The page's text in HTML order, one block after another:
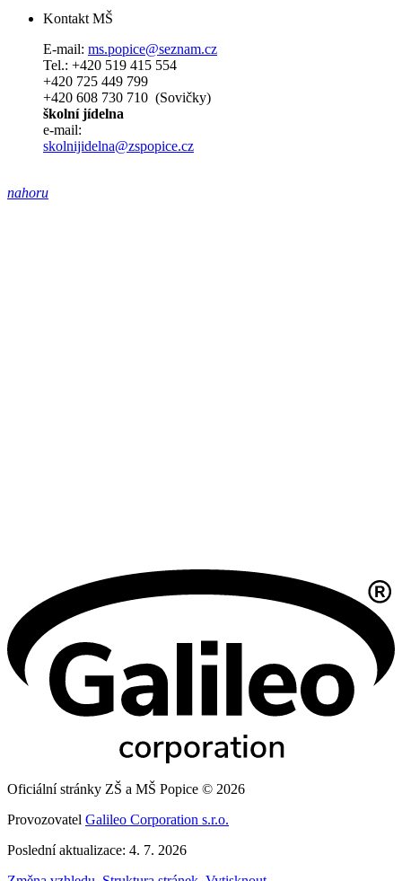
Kontakt MŠ
E-mail: ms.popice@seznam.cz
Tel.: +420 519 415 554
+420 725 449 799
+420 608 730 710 (Sovičky)
školní jídelna
e-mail:
skolnijidelna@zspopice.cz
nahoru
Oficiální stránky ZŠ a MŠ Popice © 2026
Provozovatel Galileo Corporation s.r.o.
Poslední aktualizace: 4. 7. 2026